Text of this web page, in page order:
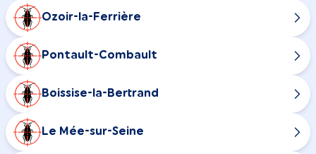
Ozoir-la-Ferrière
Pontault-Combault
Boissise-la-Bertrand
Le Mée-sur-Seine